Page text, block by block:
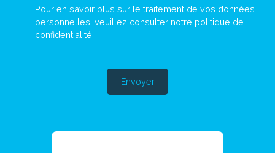
Pour en savoir plus sur le traitement de vos données
personnelles, veuillez consulter notre politique de
confidentialité
Envoyer